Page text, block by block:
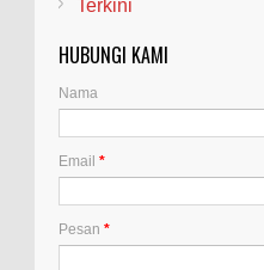
Terkini
HUBUNGI KAMI
Nama
Email *
Pesan *